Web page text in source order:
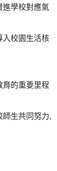
進學校對應氣
入校園生活核
育的重要里程
師生共同努力,